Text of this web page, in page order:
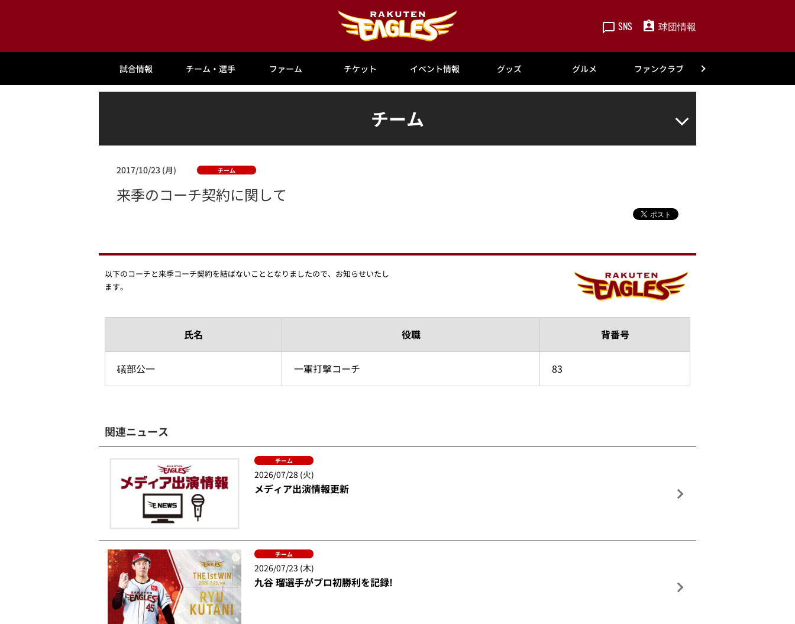
SNS 球団情報
試合情報 チーム・選手 ファーム チケット イベント情報 グッズ グルメ ファンクラブ
チーム
2017/10/23 (月) チーム
来季のコーチ契約に関して
以下のコーチと来季コーチ契約を結ばないこととなりましたので、お知らせいたし
ます。
氏名 役職 背番号
礒部公一 一軍打撃コーチ 83
関連ニュース
チーム
2026/07/28 (火)
メディア出演情報更新
チーム
2026/07/23 (木)
九谷 瑠選手がプロ初勝利を記録!